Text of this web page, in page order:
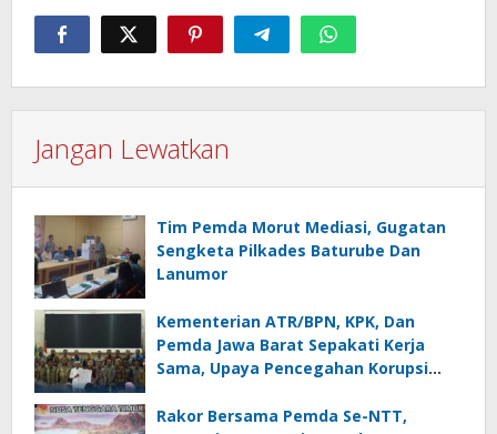
Jangan Lewatkan
Tim Pemda Morut Mediasi, Gugatan
Sengketa Pilkades Baturube Dan
Lanumor
Kementerian ATR/BPN, KPK, Dan
Pemda Jawa Barat Sepakati Kerja
Sama, Upaya Pencegahan Korupsi
Rakor Bersama Pemda Se-NTT,